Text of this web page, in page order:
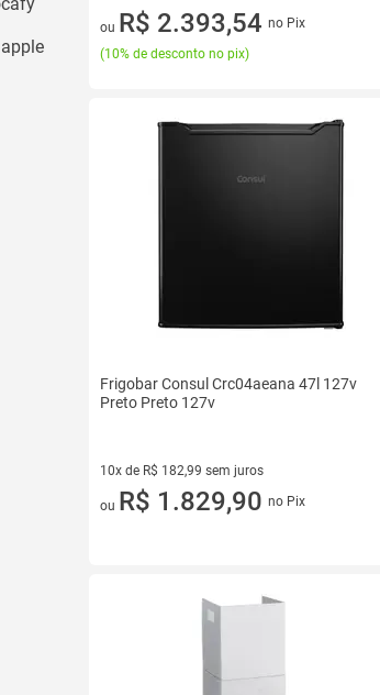
12 vez de R$ 221,62 sem juros
ou R$ 2.393,54 no Pix
(10% de desconto no pix)
Frigobar Consul Crc04aeana 47l 127v
Preto Preto 127v
10x de R$ 182,99 sem juros
10 vez de R$ 182,99 sem juros
ou R$ 1.829,90 no Pix